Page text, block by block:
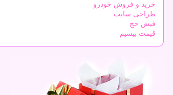
خرید و فروش خودرو
طراحی سایت
فیش حج
قیمت بیسیم